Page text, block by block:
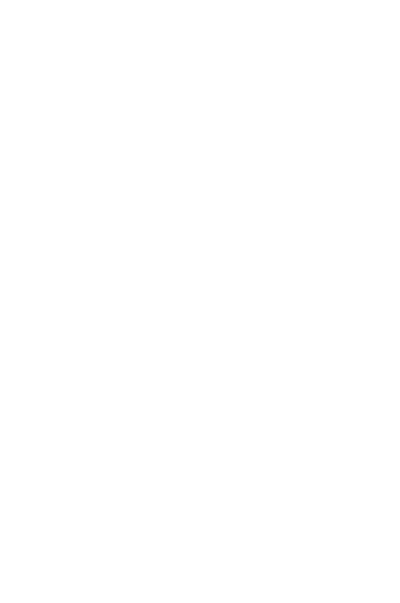
はありません。
品に未対応品が
年1月12日よ